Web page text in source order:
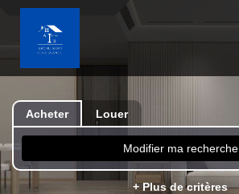
Acheter Louer
Modifier ma recherche
+ Plus de critères